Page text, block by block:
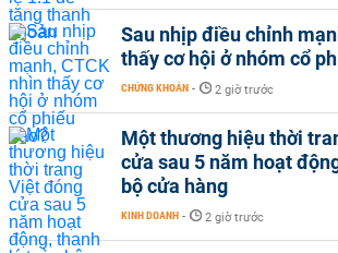
Sau nhịp điều chỉnh
thấy cơ hội ở nhóm cổ
CHỨNG KHOÁN - 2 giờ trước
Một thương hiệu thời
cửa sau 5 năm hoạt
bộ cửa hàng
KINH DOANH - 2 giờ trước